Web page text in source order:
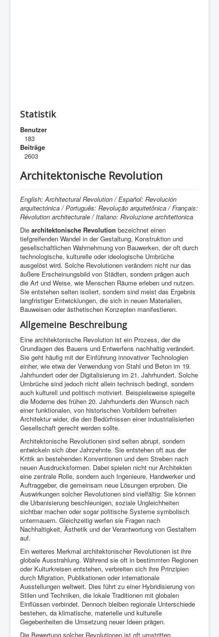
Statistik
Benutzer
183
Beiträge
2603
Architektonische Revolution
English: Architectural Revolution / Español: Revolución
arquitectónica / Português: Revolução arquitetônica / Français:
Révolution architecturale / Italiano: Rivoluzione architettonica
Die architektonische Revolution bezeichnet einen
tiefgreifenden Wandel in der Gestaltung, Konstruktion und
gesellschaftlichen Wahrnehmung von Bauwerken, der oft durch
technologische, kulturelle oder ideologische Umbrüche
ausgelöst wird. Solche Revolutionen verändern nicht nur das
äußere Erscheinungsbild von Städten, sondern prägen auch
die Art und Weise, wie Menschen Räume erleben und nutzen.
Sie entstehen selten isoliert, sondern sind meist das Ergebnis
langfristiger Entwicklungen, die sich in neuen Materialien,
Bauweisen oder ästhetischen Konzepten manifestieren.
Allgemeine Beschreibung
Eine architektonische Revolution ist ein Prozess, der die
Grundlagen des Bauens und Entwerfens nachhaltig verändert.
Sie geht häufig mit der Einführung innovativer Technologien
einher, wie etwa der Verwendung von Stahl und Beton im 19.
Jahrhundert oder der Digitalisierung im 21. Jahrhundert. Solche
Umbrüche sind jedoch nicht allein technisch bedingt, sondern
auch kulturell und politisch motiviert. Beispielsweise spiegelte
die Moderne des frühen 20. Jahrhunderts den Wunsch nach
einer funktionalen, von historischen Vorbildern befreiten
Architektur wider, die den Bedürfnissen einer industrialisierten
Gesellschaft gerecht werden sollte.
Architektonische Revolutionen sind selten abrupt, sondern
entwickeln sich über Jahrzehnte. Sie entstehen oft aus der
Kritik an bestehenden Konventionen und dem Streben nach
neuen Ausdrucksformen. Dabei spielen nicht nur Architekten
eine zentrale Rolle, sondern auch Ingenieure, Handwerker und
Auftraggeber, die gemeinsam neue Lösungen erproben. Die
Auswirkungen solcher Revolutionen sind vielfältig: Sie können
die Urbanisierung beschleunigen, soziale Ungleichheiten
sichtbar machen oder sogar politische Systeme symbolisch
untermauern. Gleichzeitig werfen sie Fragen nach
Nachhaltigkeit, Ästhetik und der Verantwortung von Gestaltern
auf.
Ein weiteres Merkmal architektonischer Revolutionen ist ihre
globale Ausstrahlung. Während sie oft in bestimmten Regionen
oder Kulturkreisen entstehen, verbreiten sich ihre Prinzipien
durch Migration, Publikationen oder internationale
Ausstellungen weltweit. Dies führt zu einer Hybridisierung von
Stilen und Techniken, die lokale Traditionen mit globalen
Einflüssen verbindet. Dennoch bleiben regionale Unterschiede
bestehen, da klimatische, materielle und kulturelle
Gegebenheiten die Umsetzung neuer Ideen prägen.
Die Bewertung solcher Revolutionen ist oft umstritten.